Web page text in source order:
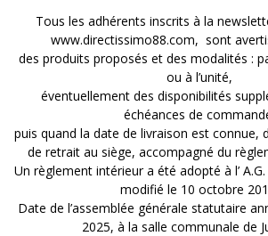
Tous les adhérents inscrits à la
www.directissimo88.com, sont
des produits proposés et des modalités :
ou à l’unité,
éventuellement des disponibilités
échéances de
puis quand la date de livraison est connue,
de retrait au siège, accompagné du
Un règlement intérieur a été adopté à l’
modifié le 10 octobre
Date de l’assemblée générale statutaire
2025, à la salle communale de